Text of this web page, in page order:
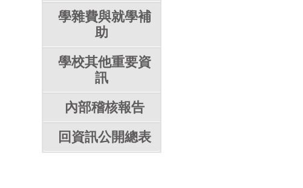
學雜費與就學補
助
學校其他重要資
訊
內部稽核報告
回資訊公開總表